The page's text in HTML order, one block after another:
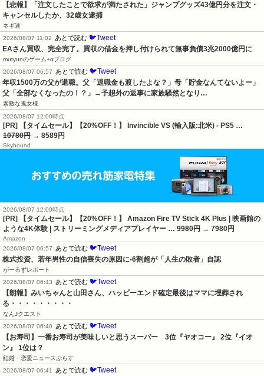
【悲報】「注文したことで欲求が満たされた」ジャンプグッズ43億円分を注文・
キャンセルしたか、32歳女逮捕
ネギ速
2026/08/07 11:02
あとで読む 🐦Tweet
EAさん買収、完全完了。買収の借金を押し付けられて無事負債3兆2000億円に
mutyunのゲーム+αブログ
2026/08/07 06:57
あとで読む 🐦Tweet
年収1500万の父が退職。父「退職金も渡したよな？」母「貯金なんてないよー」
父「全部なくなったの！？」→予想外の返事に家族騒然となり…
素敵な鬼女様
2026/08/07 12:00時点
[PR] 【タイムセール】【20%OFF！】 Invincible VS (輸入版:北米) - PS5 …
10780円 → 8589円
Skybound
2026/08/07 12:00時点
[PR] 【タイムセール】【20%OFF！】 Amazon Fire TV Stick 4K Plus | 映画館の
ような4K体験 | ストリーミングメディアプレイヤー … 9980円 → 7980円
Amazon
2026/08/07 06:57
あとで読む 🐦Tweet
株式投資、若年男性の自信喪失の原因に-6割超が「人生の敗者」自認
がーるずレポート
2026/08/07 06:43
あとで読む 🐦Tweet
【朗報】みいちゃんと山田さん、ハッピーエンド確定最後はママに埋葬され
る・・・・・・・・・
なんJクエスト
2026/08/07 06:40
あとで読む 🐦Tweet
【お寿司】一番お寿司が美味しいと思うスーパー　3位『ヤオコー』 2位『イオ
ン』 1位は？
結婚・恋愛ニュースぷらす
2026/08/07 06:41
あとで読む 🐦Tweet